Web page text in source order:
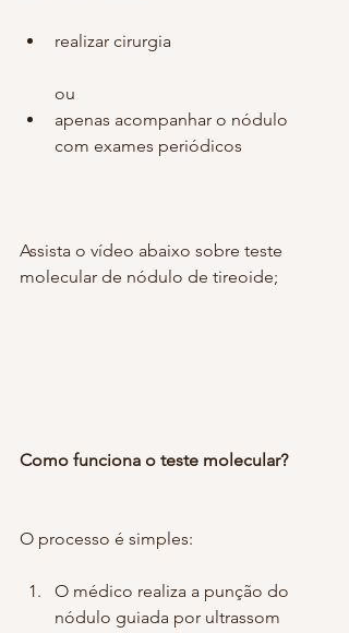
realizar cirurgia
ou
apenas acompanhar o nódulo
com exames periódicos
Assista o vídeo abaixo sobre teste
molecular de nódulo de tireoide;
Como funciona o teste molecular?
O processo é simples:
O médico realiza a punção do
nódulo guiada por ultrassom